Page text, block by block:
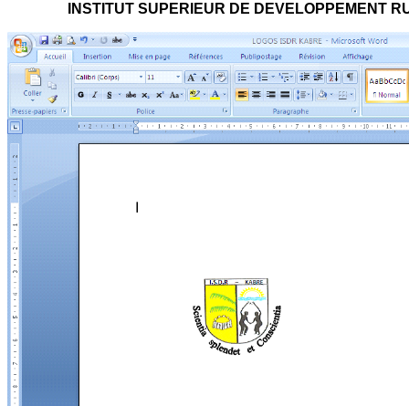
INSTITUT SUPERIEUR DE DEVELOPPEMENT